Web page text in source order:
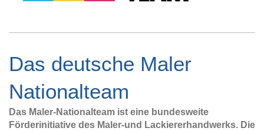
Das deutsche Maler
Nationalteam
Das Maler-Nationalteam ist eine bundesweite
Förderinitiative des Maler-und Lackiererhandwerks. Die